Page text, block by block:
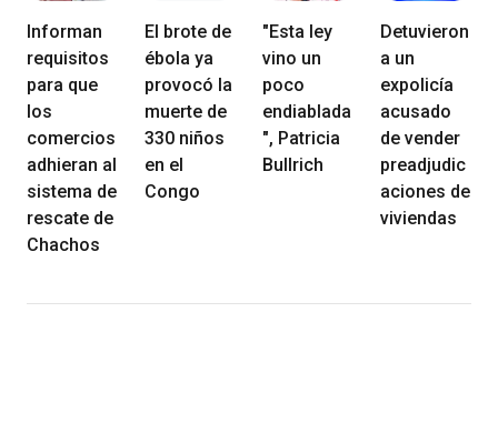
Informan
requisitos
para que
los
comercios
adhieran al
sistema de
rescate de
Chachos
El brote de
ébola ya
provocó la
muerte de
330 niños
en el
Congo
"Esta ley
vino un
poco
endiablada
", Patricia
Bullrich
Detuvieron
a un
expolicía
acusado
de vender
preadjudic
aciones de
viviendas